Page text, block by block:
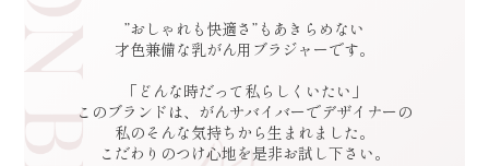
”おしゃれも快適さ”もあきらめない
才色兼備な乳がん用ブラジャーです。
「どんな時だって私らしくいたい」
このブランドは、がんサバイバーでデザイナーの
私のそんな気持ちから生まれました。
こだわりのつけ心地を是非お試し下さい。